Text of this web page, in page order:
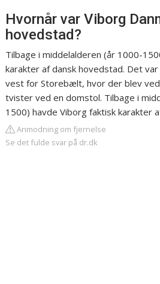
Hvornår var Viborg
hovedstad?
Tilbage i middelalderen (år 1000-
karakter af dansk hovedstad. Det
vest for Storebælt, hvor der blev
tvister ved en domstol. Tilbage i
1500) havde Viborg faktisk karakter
Anmodning om fjernelse
Se det fulde svar på dr.dk